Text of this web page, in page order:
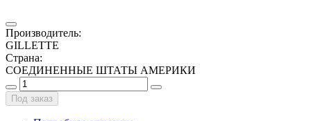
Производитель:
GILLETTE
Страна:
СОЕДИНЕННЫЕ ШТАТЫ АМЕРИКИ
Под заказ